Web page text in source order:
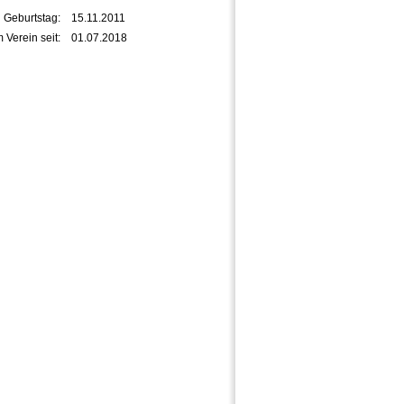
Geburtstag:
15.11.2011
Verein seit:
01.07.2018